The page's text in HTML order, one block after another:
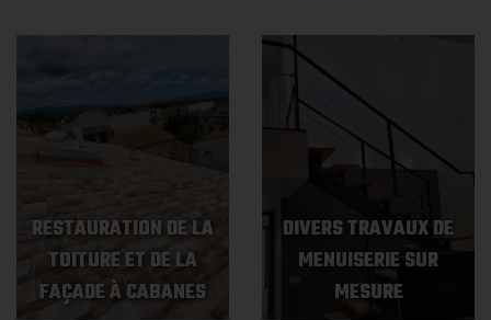
RESTAURATION DE LA
TOITURE ET DE LA
FAÇADE À CABANES
DIVERS TRAVAUX DE
MENUISERIE SUR
MESURE